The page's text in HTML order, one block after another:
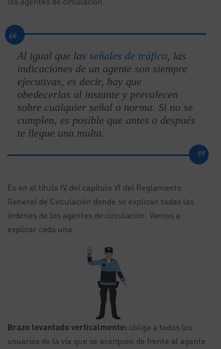
Al igual que las señales de tráfico, las
indicaciones de un agente son siempre
ejecutivas, es decir, hay que
obedecerlas al instante y prevalecen
sobre cualquier señal o norma. Si no se
cumplen, es posible que antes o después
te llegue una multa.
Es en el título IV del capítulo VI del Reglamento
General de Circulación donde se explican todas las
órdenes de los agentes de circulación. Vamos a
explicar cada una:
Brazo levantado verticalmente: obliga a todos los
usuarios de la vía que se acerquen de frente al agente